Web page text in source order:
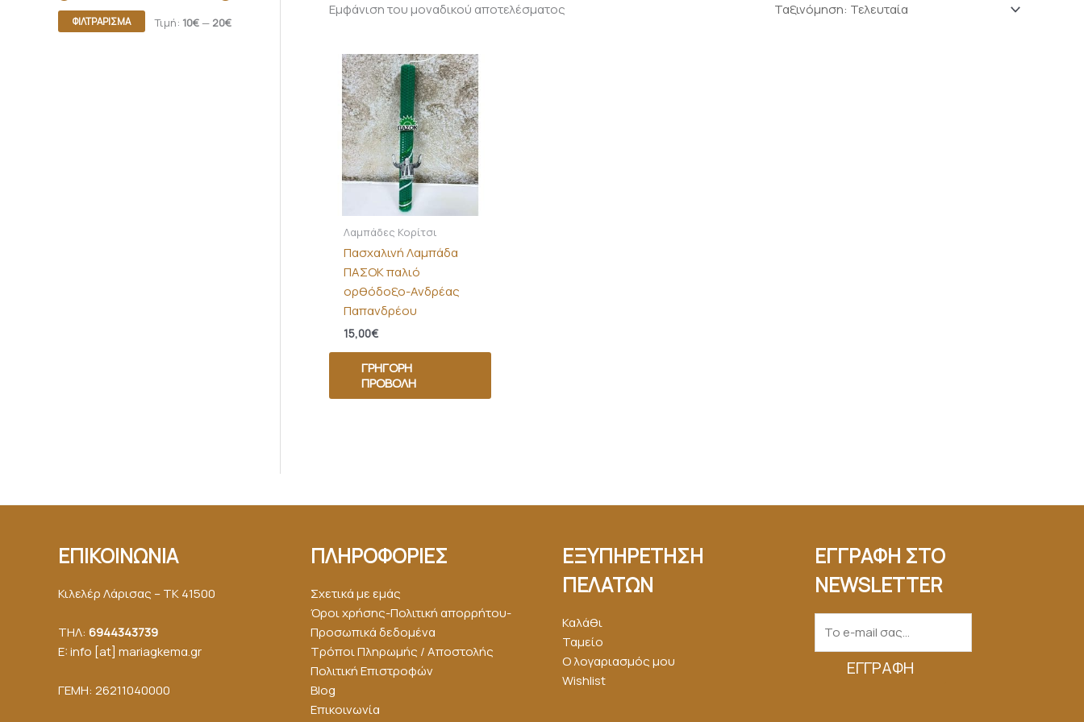
ΦΙΛΤΡΆΡΙΣΜΑ Τιμή: 10€— 20€
Εμφάνιση του μοναδικού αποτελέσματος
Λαμπάδες Κορίτσι
Πασχαλινή Λαμπάδα
ΠΑΣΟΚ παλιό
ορθόδοξο-Ανδρέας
Παπανδρέου
15,00€
ΓΡΉΓΟΡΗ
ΠΡΟΒΟΛΉ
ΕΠΙΚΟΙΝΩΝΙΑ
Κιλελέρ Λάρισας – ΤΚ 41500
ΤΗΛ: 6944343739
E: info [at] mariagkemα.gr
ΓΕΜΗ: 26211040000
ΠΛΗΡΟΦΟΡΙΕΣ
Σχετικά με εμάς
Όροι χρήσης-Πολιτική απορρήτου-
Προσωπικά δεδομένα
Τρόποι Πληρωμής / Αποστολής
Πολιτική Επιστροφών
Blog
Επικοινωνία
ΕΞΥΠΗΡΕΤΗΣΗ
ΠΕΛΑΤΩΝ
Καλάθι
Ταμείο
Ο λογαριασμός μου
Wishlist
ΕΓΓΡΑΦΗ ΣΤΟ
NEWSLETTER
ΕΓΓΡΑΦΉ